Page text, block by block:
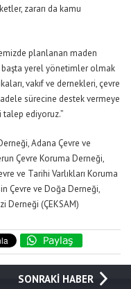
zararı da kamu
planlanan maden
başta yerel yönetimler olmak
vakıf ve dernekleri, çevre
sürecine destek vermeye
ediyoruz.”
Adana Çevre ve
Çevre Koruma Derneği,
ve Tarihi Varlıkları Koruma
Çevre ve Doğa Derneği,
Derneği (ÇEKSAM)
SONRAKİ HABER